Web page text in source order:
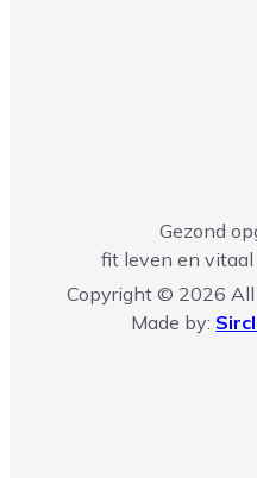
Gezond
fit leven en vitaal
Copyright © 2026 All
Made by: